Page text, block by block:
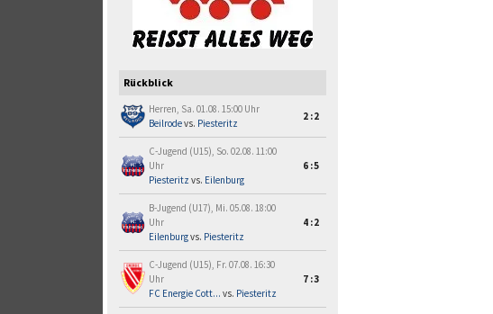
Rückblick
Herren, Sa. 01.08. 15:00 Uhr
Beilrodevs. Piesteritz
2:2
C-Jugend (U15), So. 02.08. 11:00
Uhr
Piesteritz vs. Eilenburg
6:5
B-Jugend (U17), Mi. 05.08. 18:00
Uhr
Eilenburgvs. Piesteritz
4:2
C-Jugend (U15), Fr. 07.08. 16:30
Uhr
FC Energie Cott... vs. Piesteritz
7:3